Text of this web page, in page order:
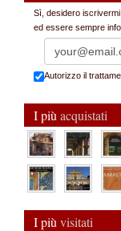
Sì, desidero iscrivermi
ed essere sempre
Autorizzo il
I più acquistati
I più visitati